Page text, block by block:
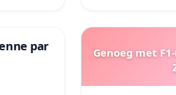
par
Genoeg met